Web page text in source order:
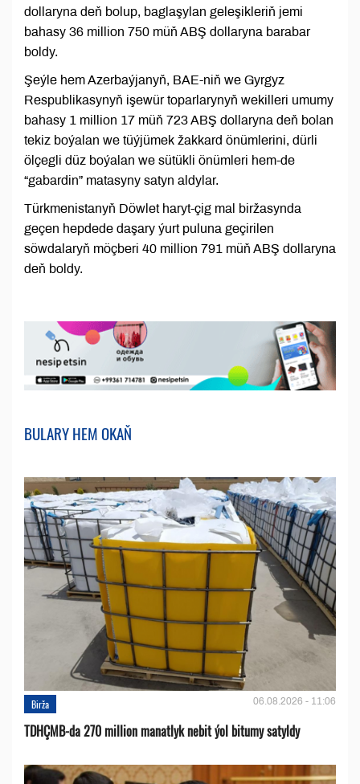
dollaryna deň bolup, baglaşylan geleşikleriň jemi
bahasy 36 million 750 müň ABŞ dollaryna barabar
boldy.
Şeýle hem Azerbaýjanyň, BAE-niň we Gyrgyz
Respublikasynyň işewür toparlarynyň wekilleri umumy
bahasy 1 million 17 müň 723 ABŞ dollaryna deň bolan
tekiz boýalan we tüýjümek žakkard önümlerini, dürli
ölçegli düz boýalan we sütükli önümleri hem-de
“gabardin” matasyny satyn aldylar.
Türkmenistanyň Döwlet haryt-çig mal biržasynda
geçen hepdede daşary ýurt puluna geçirilen
söwdalaryň möçberi 40 million 791 müň ABŞ dollaryna
deň boldy.
BULARY HEM OKAŇ
Birža 06.08.2026 - 11:06
TDHÇMB-da 270 million manatlyk nebit ýol bitumy satyldy